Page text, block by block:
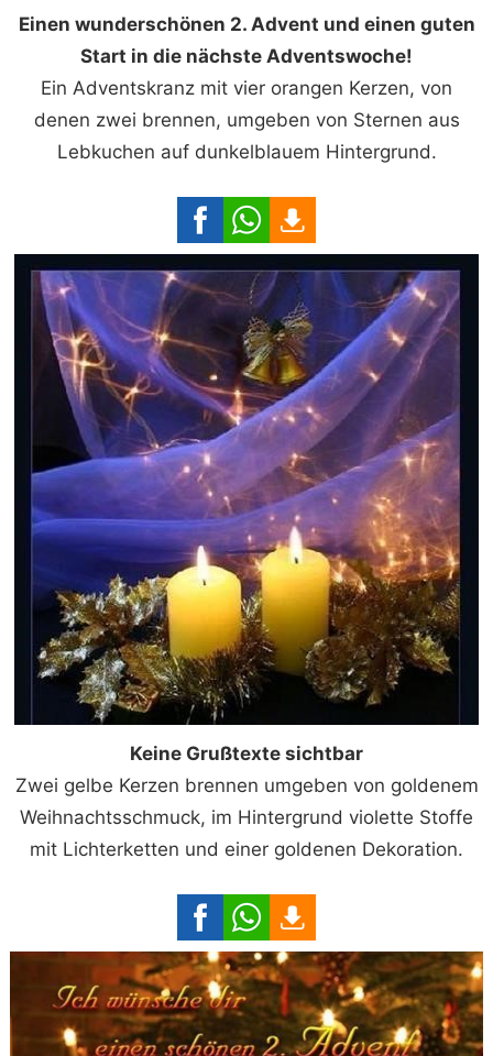
Einen wunderschönen 2. Advent und einen guten
Start in die nächste Adventswoche!
Ein Adventskranz mit vier orangen Kerzen, von
denen zwei brennen, umgeben von Sternen aus
Lebkuchen auf dunkelblauem Hintergrund.
Keine Grußtexte sichtbar
Zwei gelbe Kerzen brennen umgeben von goldenem
Weihnachtsschmuck, im Hintergrund violette Stoffe
mit Lichterketten und einer goldenen Dekoration.